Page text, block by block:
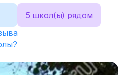
5 школ(ы) рядом